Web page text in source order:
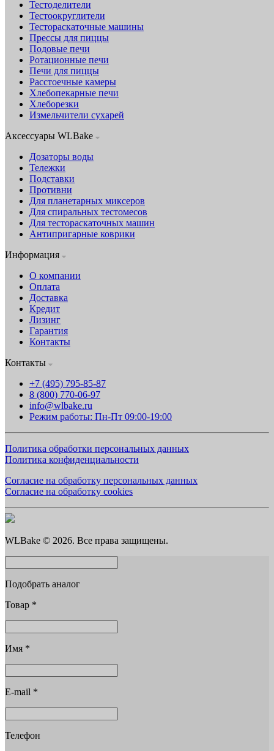
Тестоделители
Тестоокруглители
Тестораскаточные машины
Прессы для пиццы
Подовые печи
Ротационные печи
Печи для пиццы
Расстоечные камеры
Хлебопекарные печи
Хлеборезки
Измельчители сухарей
Аксессуары WLBake
Дозаторы воды
Тележки
Подставки
Противни
Для планетарных миксеров
Для спиральных тестомесов
Для тестораскаточных машин
Антипригарные коврики
Информация
О компании
Оплата
Доставка
Кредит
Лизинг
Гарантия
Контакты
Контакты
+7 (495) 795-85-87
8 (800) 770-06-97
info@wlbake.ru
Режим работы: Пн-Пт 09:00-19:00
Политика обработки персональных данных
Политика конфиденциальности
Согласие на обработку персональных данных
Согласие на обработку cookies
WLBake © 2026. Все права защищены.
Подобрать аналог
Товар *
Имя *
E-mail *
Телефон